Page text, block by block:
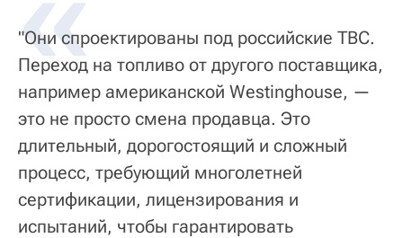
"Они спроектированы под российские ТВС.
Переход на топливо от другого поставщика,
например американской Westinghouse, —
это не просто смена продавца. Это
длительный, дорогостоящий и сложный
процесс, требующий многолетней
сертификации, лицензирования и
испытаний, чтобы гарантировать